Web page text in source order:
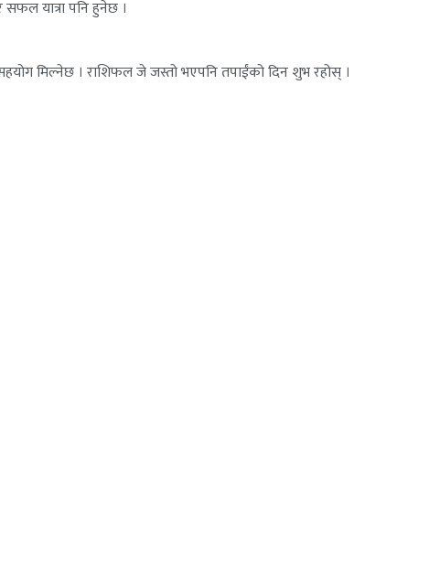
यात्रा पनि हुनेछ ।
सहयोग मिल्नेछ । राशिफल जे जस्तो भएपनि तपाईंको दिन शुभ रहोस् ।